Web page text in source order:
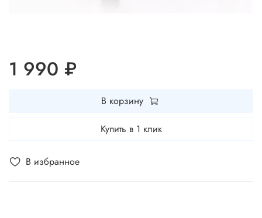
В избранное
1 990 ₽
В корзину
Купить в 1 клик